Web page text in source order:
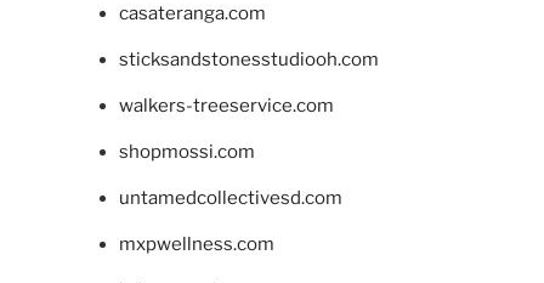
casateranga.com
sticksandstonesstudiooh.com
walkers-treeservice.com
shopmossi.com
untamedcollectivesd.com
mxpwellness.com